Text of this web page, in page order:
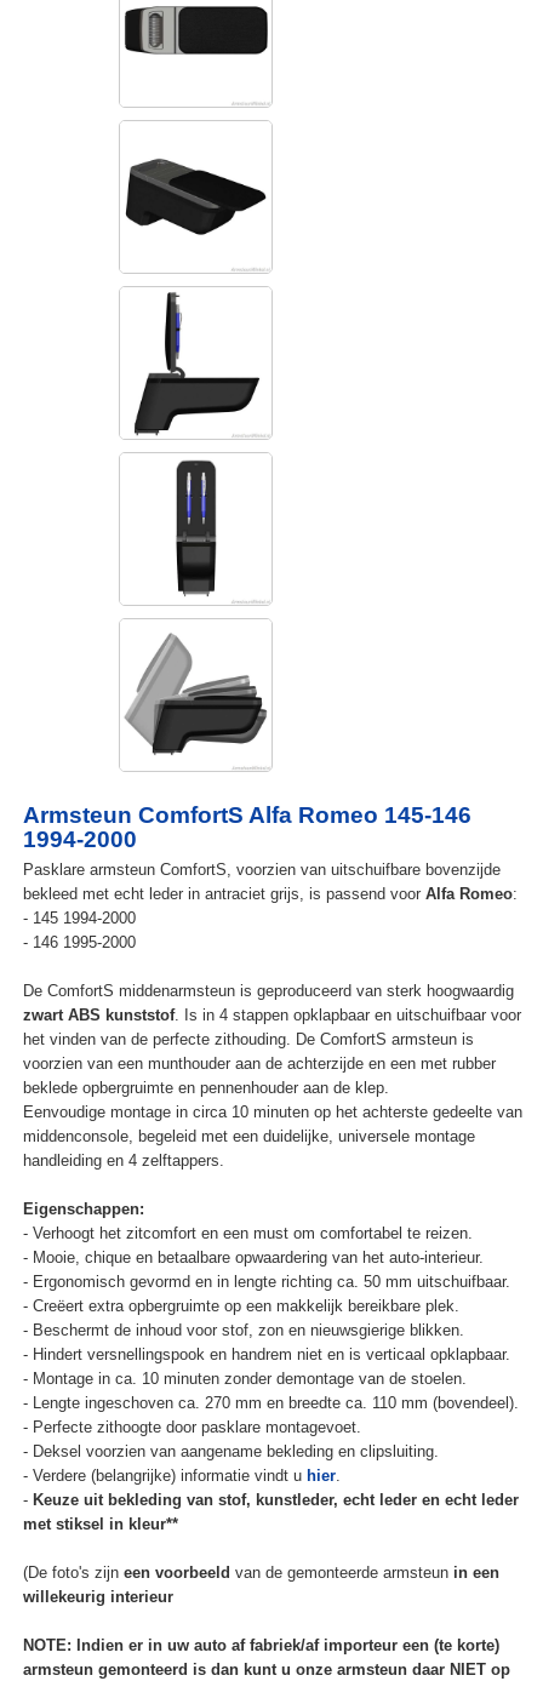
Armsteun ComfortS Alfa Romeo 145-146
1994-2000
Pasklare armsteun ComfortS, voorzien van uitschuifbare bovenzijde
bekleed met echt leder in antraciet grijs, is passend voor Alfa Romeo:
- 145 1994-2000
- 146 1995-2000
De ComfortS middenarmsteun is geproduceerd van sterk hoogwaardig
zwart ABS kunststof. Is in 4 stappen opklapbaar en uitschuifbaar voor
het vinden van de perfecte zithouding. De ComfortS armsteun is
voorzien van een munthouder aan de achterzijde en een met rubber
beklede opbergruimte en pennenhouder aan de klep.
Eenvoudige montage in circa 10 minuten op het achterste gedeelte van
middenconsole, begeleid met een duidelijke, universele montage
handleiding en 4 zelftappers.
Eigenschappen:
- Verhoogt het zitcomfort en een must om comfortabel te reizen.
- Mooie, chique en betaalbare opwaardering van het auto-interieur.
- Ergonomisch gevormd en in lengte richting ca. 50 mm uitschuifbaar.
- Creëert extra opbergruimte op een makkelijk bereikbare plek.
- Beschermt de inhoud voor stof, zon en nieuwsgierige blikken.
- Hindert versnellingspook en handrem niet en is verticaal opklapbaar.
- Montage in ca. 10 minuten zonder demontage van de stoelen.
- Lengte ingeschoven ca. 270 mm en breedte ca. 110 mm (bovendeel).
- Perfecte zithoogte door pasklare montagevoet.
- Deksel voorzien van aangename bekleding en clipsluiting.
- Verdere (belangrijke) informatie vindt u hier.
- Keuze uit bekleding van stof, kunstleder, echt leder en echt leder
met stiksel in kleur**
(De foto's zijn een voorbeeld van de gemonteerde armsteun in een
willekeurig interieur
NOTE: Indien er in uw auto af fabriek/af importeur een (te korte)
armsteun gemonteerd is dan kunt u onze armsteun daar NIET op